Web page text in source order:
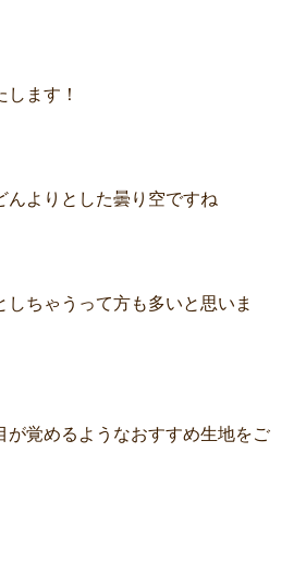
ます！
んよりとした曇り空ですね
しちゃうって方も多いと思いま
が覚めるようなおすすめ生地をご